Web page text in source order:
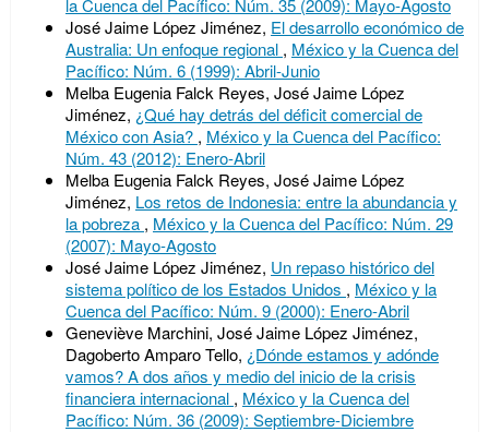
la Cuenca del Pacífico: Núm. 35 (2009): Mayo-Agosto
José Jaime López Jiménez, El desarrollo económico de
Australia: Un enfoque regional , México y la Cuenca del
Pacífico: Núm. 6 (1999): Abril-Junio
Melba Eugenia Falck Reyes, José Jaime López
Jiménez, ¿Qué hay detrás del déficit comercial de
México con Asia? , México y la Cuenca del Pacífico:
Núm. 43 (2012): Enero-Abril
Melba Eugenia Falck Reyes, José Jaime López
Jiménez, Los retos de Indonesia: entre la abundancia y
la pobreza , México y la Cuenca del Pacífico: Núm. 29
(2007): Mayo-Agosto
José Jaime López Jiménez, Un repaso histórico del
sistema político de los Estados Unidos , México y la
Cuenca del Pacífico: Núm. 9 (2000): Enero-Abril
Geneviève Marchini, José Jaime López Jiménez,
Dagoberto Amparo Tello, ¿Dónde estamos y adónde
vamos? A dos años y medio del inicio de la crisis
financiera internacional , México y la Cuenca del
Pacífico: Núm. 36 (2009): Septiembre-Diciembre